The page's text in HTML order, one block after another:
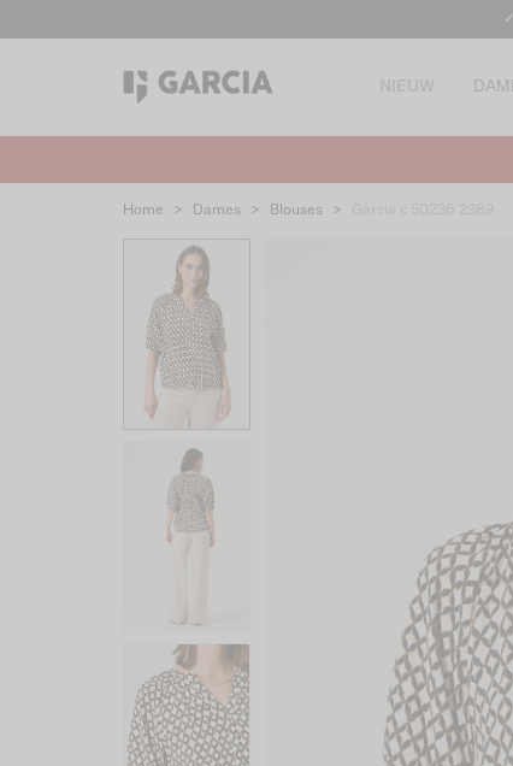
NIEUW
Home > Dames > Blouses >